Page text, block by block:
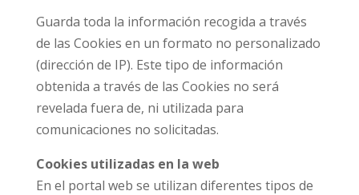
Guarda toda la información recogida a través
de las Cookies en un formato no personalizado
(dirección de IP). Este tipo de información
obtenida a través de las Cookies no será
revelada fuera de, ni utilizada para
comunicaciones no solicitadas.
Cookies utilizadas en la web
En el portal web se utilizan diferentes tipos de